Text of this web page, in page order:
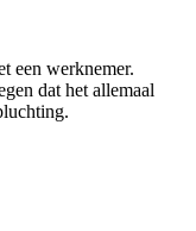
een werknemer.
dat het allemaal